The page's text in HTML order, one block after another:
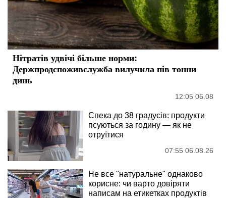
Нітратів удвічі більше норми:
Держпродспоживслужба вилучила пів тонни
динь
12:05 06.08
Спека до 38 градусів: продукти
псуються за годину — як не
отруїтися
07:55 06.08.26
Не все "натуральне" однаково
корисне: чи варто довіряти
написам на етикетках продуктів